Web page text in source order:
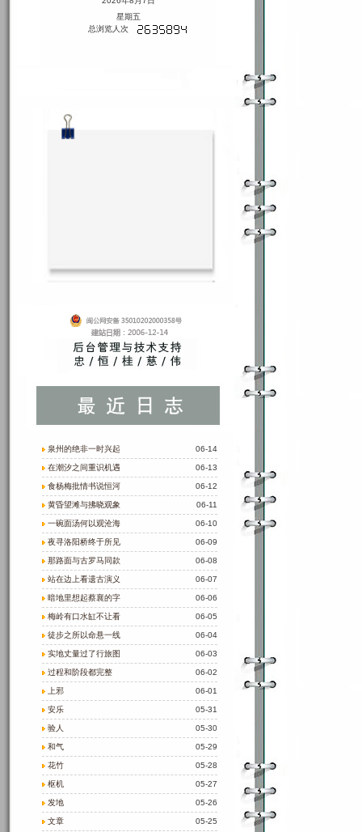
星期五
总浏览人次
06-14
泉州的绝非一时兴起
06-13
在潮汐之间重识机遇
06-12
食杨梅批情书说恒河
06-11
黄昏望滩与拂晓观象
06-10
一碗面汤何以观沧海
06-09
夜寻洛阳桥终于所见
06-08
那路面与古罗马同款
06-07
站在边上看遗古演义
06-06
暗地里想起蔡襄的字
06-05
梅岭有口水缸不让看
06-04
徒步之所以命悬一线
06-03
实地丈量过了行旅图
06-02
过程和阶段都完整
06-01
上邪
05-31
安乐
05-30
验人
05-29
和气
05-28
花竹
05-27
枢机
05-26
发地
05-25
文章